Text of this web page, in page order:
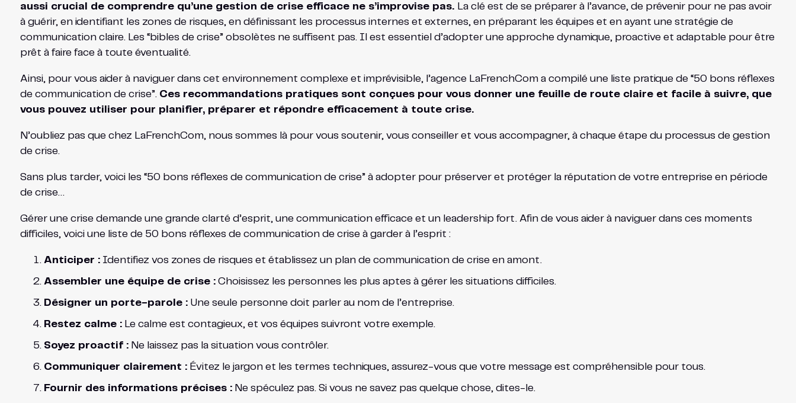
aussi crucial de comprendre qu’une gestion de crise efficace ne s’improvise pas. La clé est de se préparer à l’avance, de prévenir pour ne pas avoir
à guérir, en identifiant les zones de risques, en définissant les processus internes et externes, en préparant les équipes et en ayant une stratégie de
communication claire. Les “bibles de crise” obsolètes ne suffisent pas. Il est essentiel d’adopter une approche dynamique, proactive et adaptable pour être
prêt à faire face à toute éventualité.
Ainsi, pour vous aider à naviguer dans cet environnement complexe et imprévisible, l’agence LaFrenchCom a compilé une liste pratique de “50 bons réflexes
de communication de crise”. Ces recommandations pratiques sont conçues pour vous donner une feuille de route claire et facile à suivre, que
vous pouvez utiliser pour planifier, préparer et répondre efficacement à toute crise.
N’oubliez pas que chez LaFrenchCom, nous sommes là pour vous soutenir, vous conseiller et vous accompagner, à chaque étape du processus de gestion
de crise.
Sans plus tarder, voici les “50 bons réflexes de communication de crise” à adopter pour préserver et protéger la réputation de votre entreprise en période
de crise…
Gérer une crise demande une grande clarté d’esprit, une communication efficace et un leadership fort. Afin de vous aider à naviguer dans ces moments
difficiles, voici une liste de 50 bons réflexes de communication de crise à garder à l’esprit :
Anticiper :Identifiez vos zones de risques et établissez un plan de communication de crise en amont.
Assembler une équipe de crise :Choisissez les personnes les plus aptes à gérer les situations difficiles.
Désigner un porte-parole :Une seule personne doit parler au nom de l’entreprise.
Restez calme :Le calme est contagieux, et vos équipes suivront votre exemple.
Soyez proactif :Ne laissez pas la situation vous contrôler.
Communiquer clairement :Évitez le jargon et les termes techniques, assurez-vous que votre message est compréhensible pour tous.
Fournir des informations précises :Ne spéculez pas. Si vous ne savez pas quelque chose, dites-le.